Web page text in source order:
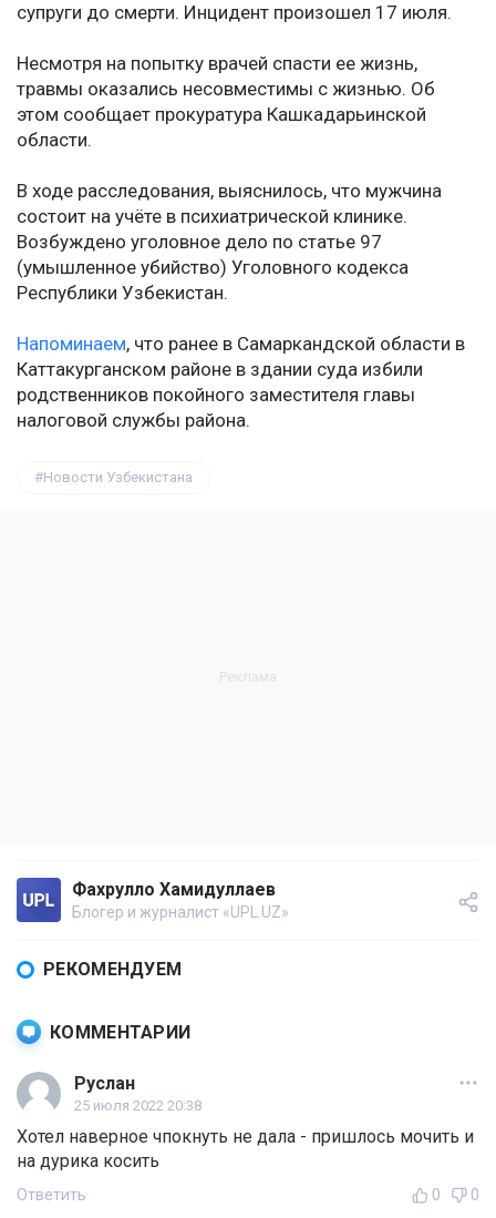
супруги до смерти. Инцидент произошел 17 июля.
Несмотря на попытку врачей спасти ее жизнь,
травмы оказались несовместимы с жизнью. Об
этом сообщает прокуратура Кашкадарьинской
области.
В ходе расследования, выяснилось, что мужчина
состоит на учёте в психиатрической клинике.
Возбуждено уголовное дело по статье 97
(умышленное убийство) Уголовного кодекса
Республики Узбекистан.
Напоминаем, что ранее в Самаркандской области в
Каттакурганском районе в здании суда избили
родственников покойного заместителя главы
налоговой службы района.
Новости Узбекистана
Фахрулло Хамидуллаев
Блогер и журналист «UPL.UZ»
РЕКОМЕНДУЕМ
КОММЕНТАРИИ
Руслан
25 июля 2022 20:38
Хотел наверное чпокнуть не дала - пришлось мочить и
на дурика косить
Ответить 0 0